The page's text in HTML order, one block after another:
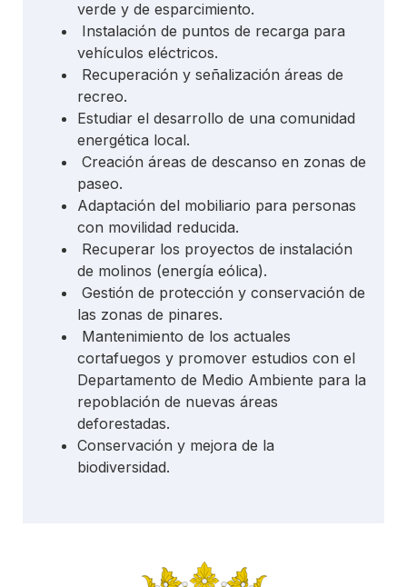
verde y de esparcimiento.
Instalación de puntos de recarga para
vehículos eléctricos.
Recuperación y señalización áreas de
recreo.
Estudiar el desarrollo de una comunidad
energética local.
Creación áreas de descanso en zonas de
paseo.
Adaptación del mobiliario para personas
con movilidad reducida.
Recuperar los proyectos de instalación
de molinos (energía eólica).
Gestión de protección y conservación de
las zonas de pinares.
Mantenimiento de los actuales
cortafuegos y promover estudios con el
Departamento de Medio Ambiente para la
repoblación de nuevas áreas
deforestadas.
Conservación y mejora de la
biodiversidad.